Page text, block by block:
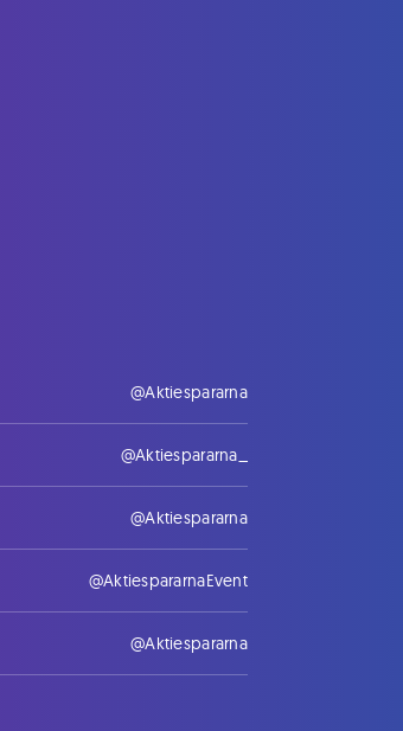
@Aktiespararna
@Aktiespararna_
@Aktiespararna
@AktiespararnaEvent
@Aktiespararna